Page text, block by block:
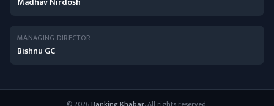
MANAGING DIRECTOR
Bishnu GC